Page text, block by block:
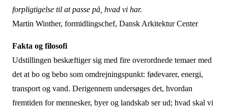
forpligtigelse til at passe på, hvad vi har.
Martin Winther, formidlingschef, Dansk Arkitektur Center
Fakta og filosofi
Udstillingen beskæftiger sig med fire overordnede temaer med
det at bo og bebo som omdrejningspunkt: fødevarer, energi,
transport og vand. Derigennem undersøges det, hvordan
fremtiden for mennesker, byer og landskab ser ud; hvad skal vi